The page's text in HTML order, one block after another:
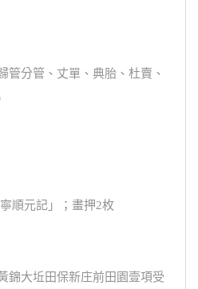
管分管、丈單、典胎、杜賣、
順元記」；畫押2枚
錦大坵田保新庄前田園壹項受